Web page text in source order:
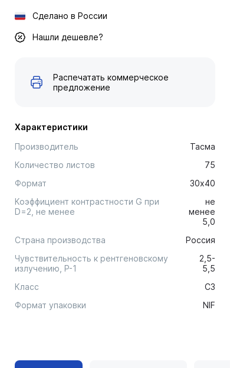
Характеристики
Производитель
Тасма
Количество листов
75
Формат
30х40
Коэффициент контрастности G при
D=2, не менее
не
менее
5,0
Страна производства
Россия
Чувствительность к рентгеновскому
излучению, Р-1
2,5-
5,5
Класс
C3
Формат упаковки
NIF
Сделано в России
Нашли дешевле?
Распечатать коммерческое
предложение